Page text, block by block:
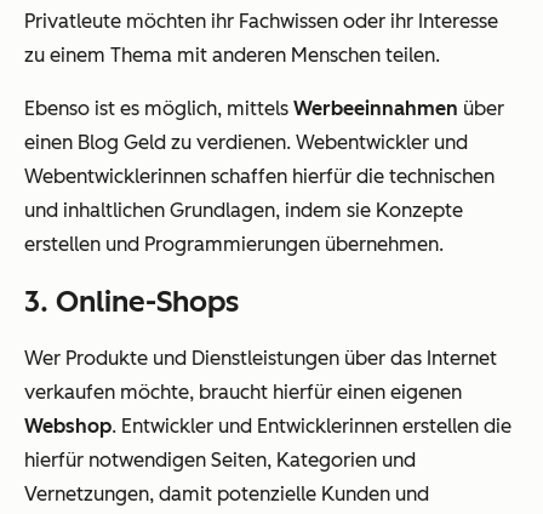
Privatleute möchten ihr Fachwissen oder ihr Interesse
zu einem Thema mit anderen Menschen teilen.
Ebenso ist es möglich, mittels Werbeeinnahmen über
einen Blog Geld zu verdienen. Webentwickler und
Webentwicklerinnen schaffen hierfür die technischen
und inhaltlichen Grundlagen, indem sie Konzepte
erstellen und Programmierungen übernehmen.
3. Online-Shops
Wer Produkte und Dienstleistungen über das Internet
verkaufen möchte, braucht hierfür einen eigenen
Webshop. Entwickler und Entwicklerinnen erstellen die
hierfür notwendigen Seiten, Kategorien und
Vernetzungen, damit potenzielle Kunden und